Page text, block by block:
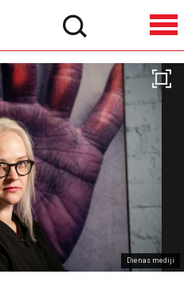
Dienas mediji